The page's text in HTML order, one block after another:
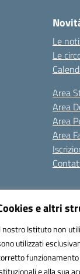
e altri
nostro Istituto non
utilizzati
e alla sua
Le
Le
Area
Area
Area
Area